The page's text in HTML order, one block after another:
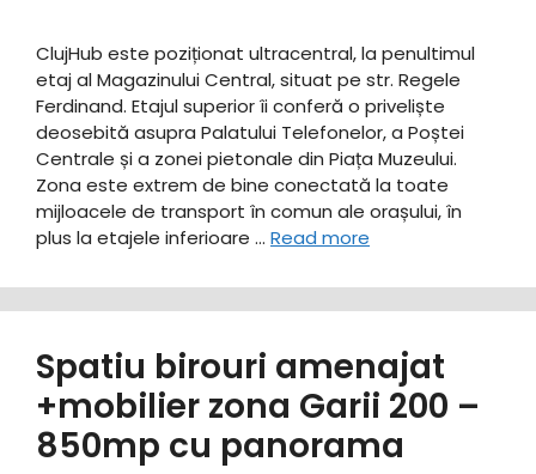
ClujHub este poziționat ultracentral, la penultimul
etaj al Magazinului Central, situat pe str. Regele
Ferdinand. Etajul superior îi conferă o priveliște
deosebită asupra Palatului Telefonelor, a Poștei
Centrale și a zonei pietonale din Piața Muzeului.
Zona este extrem de bine conectată la toate
mijloacele de transport în comun ale orașului, în
plus la etajele inferioare … Read more
Spatiu birouri amenajat
+mobilier zona Garii 200 –
850mp cu panorama